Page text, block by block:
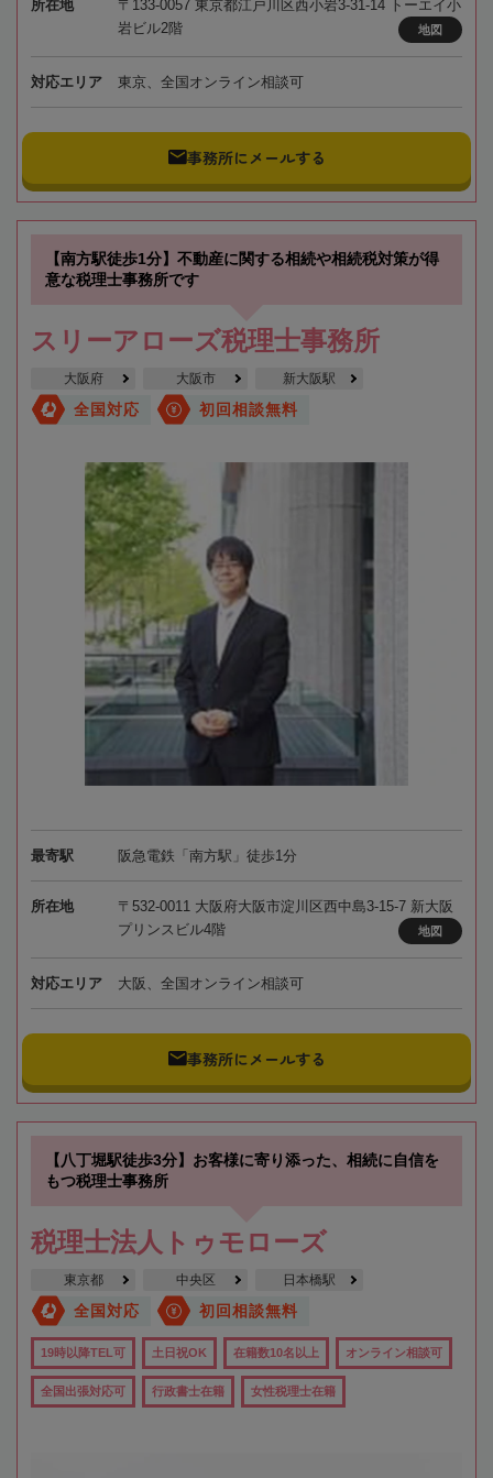
所在地
〒133-0057 東京都江戸川区西小岩3-31-14 トーエイ小
岩ビル2階
地図
対応エリア 東京、全国オンライン相談可
事務所にメールする
【南方駅徒歩1分】不動産に関する相続や相続税対策が得
意な税理士事務所です
スリーアローズ税理士事務所
大阪府 大阪市 新大阪駅
全国対応 初回相談無料
最寄駅 阪急電鉄「南方駅」徒歩1分
所在地
〒532-0011 大阪府大阪市淀川区西中島3-15-7 新大阪
プリンスビル4階
地図
対応エリア 大阪、全国オンライン相談可
事務所にメールする
【八丁堀駅徒歩3分】お客様に寄り添った、相続に自信を
もつ税理士事務所
税理士法人トゥモローズ
東京都 中央区 日本橋駅
全国対応 初回相談無料
19時以降TEL可 土日祝OK 在籍数10名以上 オンライン相談可
全国出張対応可 行政書士在籍 女性税理士在籍